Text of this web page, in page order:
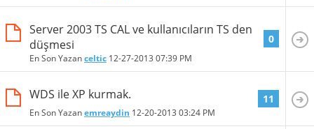
Server 2003 TS CAL ve kullanıcıların TS den
düşmesi
En Son Yazanceltic 12-27-2013 07:39 PM
0
WDS ile XP kurmak.
En Son Yazanemreaydin 12-20-2013 03:24 PM
11